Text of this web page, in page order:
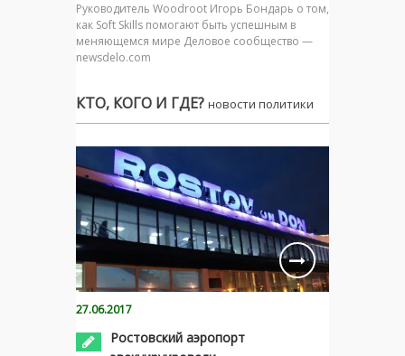
Руководитель Woodroot Игорь Бондарь о том,
как Soft Skills помогают быть успешным в
меняющемся мире Деловое сообщество —
newsdelo.com
КТО, КОГО И ГДЕ? новости политики
27.06.2017
Ростовский аэропорт